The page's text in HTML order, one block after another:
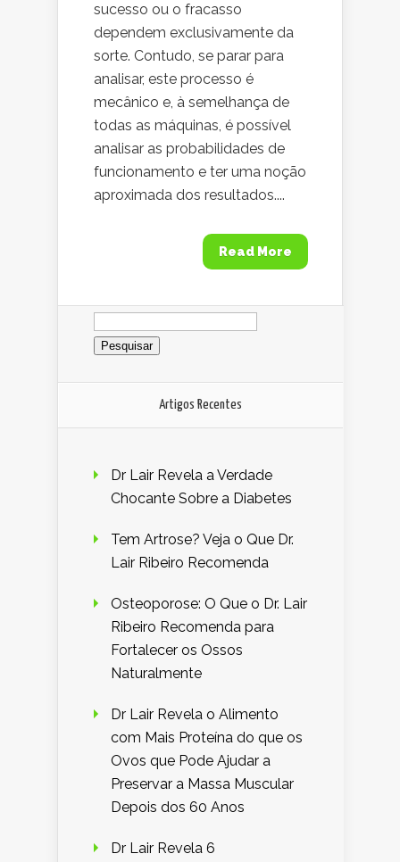
sucesso ou o fracasso
dependem exclusivamente da
sorte. Contudo, se parar para
analisar, este processo é
mecânico e, à semelhança de
todas as máquinas, é possível
analisar as probabilidades de
funcionamento e ter uma noção
aproximada dos resultados....
Read More
Pesquisar
por:
Artigos Recentes
Dr Lair Revela a Verdade
Chocante Sobre a Diabetes
Tem Artrose? Veja o Que Dr.
Lair Ribeiro Recomenda
Osteoporose: O Que o Dr. Lair
Ribeiro Recomenda para
Fortalecer os Ossos
Naturalmente
Dr Lair Revela o Alimento
com Mais Proteína do que os
Ovos que Pode Ajudar a
Preservar a Massa Muscular
Depois dos 60 Anos
Dr Lair Revela 6